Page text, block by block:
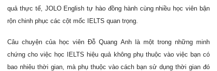
quả thực tế, JOLO English tự hào đồng hành cùng nhiều học viên bận
rộn chinh phục các cột mốc IELTS quan trọng.
Câu chuyện của học viên Đỗ Quang Anh là một trong những minh
chứng cho việc học IELTS hiệu quả không phụ thuộc vào việc bạn có
bao nhiêu thời gian, mà phụ thuộc vào cách bạn sử dụng thời gian đó